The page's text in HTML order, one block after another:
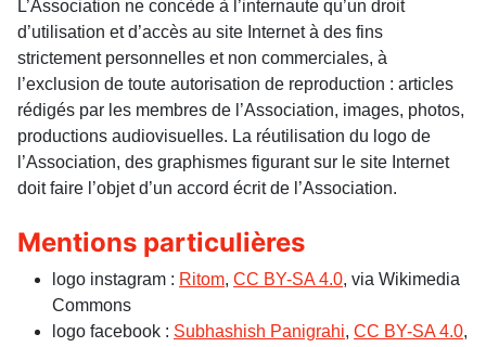
L’Association ne concède à l’internaute qu’un droit
d’utilisation et d’accès au site Internet à des fins
strictement personnelles et non commerciales, à
l’exclusion de toute autorisation de reproduction : articles
rédigés par les membres de l’Association, images, photos,
productions audiovisuelles. La réutilisation du logo de
l’Association, des graphismes figurant sur le site Internet
doit faire l’objet d’un accord écrit de l’Association.
Mentions particulières
logo instagram : Ritom, CC BY-SA 4.0, via Wikimedia
Commons
logo facebook : Subhashish Panigrahi, CC BY-SA 4.0,